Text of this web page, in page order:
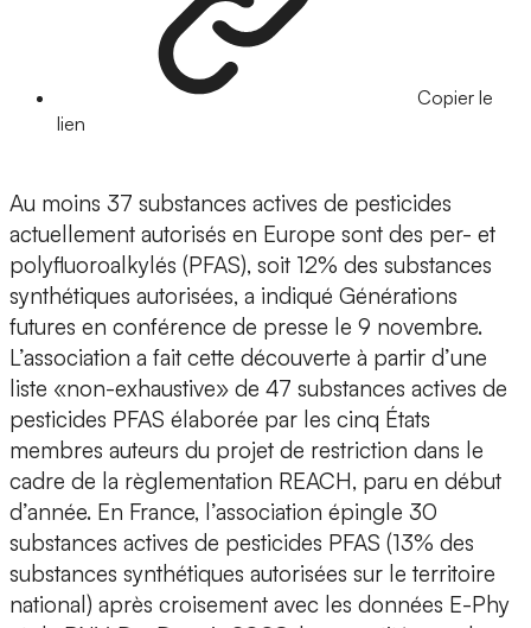
Copier le
lien
Au moins 37 substances actives de pesticides
actuellement autorisés en Europe sont des per- et
polyfluoroalkylés (PFAS), soit 12% des substances
synthétiques autorisées, a indiqué Générations
futures en conférence de presse le 9 novembre.
L’association a fait cette découverte à partir d’une
liste «non-exhaustive» de 47 substances actives de
pesticides PFAS élaborée par les cinq États
membres auteurs du projet de restriction dans le
cadre de la règlementation REACH, paru en début
d’année. En France, l’association épingle 30
substances actives de pesticides PFAS (13% des
substances synthétiques autorisées sur le territoire
national) après croisement avec les données E-Phy